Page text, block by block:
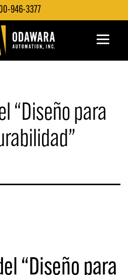
946-3377
“Diseño para
“Diseño para